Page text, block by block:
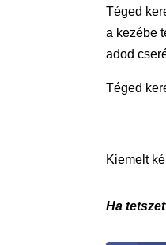
Téged
a kezébe
adod
Téged
Kiemelt
Ha